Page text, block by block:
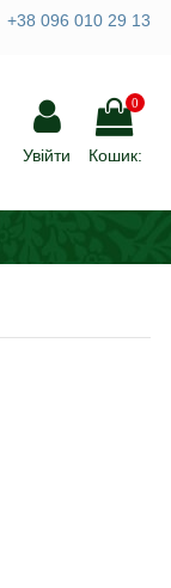
+38 096 010 29 13
Увійти
0
Кошик: